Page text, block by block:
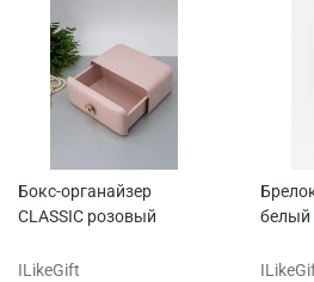
Бокс-органайзер
CLASSIC розовый
ILikeGift
белый